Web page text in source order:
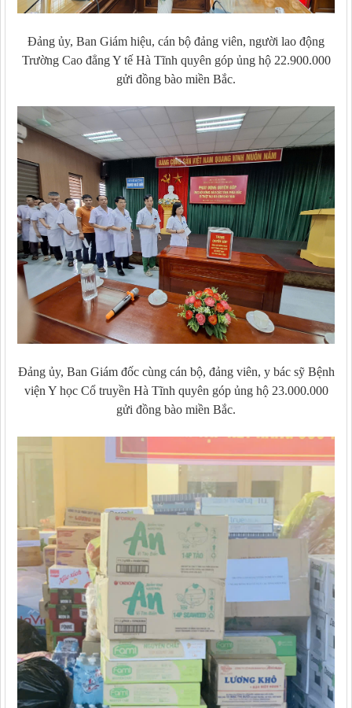
Đảng ủy, Ban Giám hiệu, cán bộ đảng viên, người lao động
Trường Cao đẳng Y tế Hà Tĩnh quyên góp ủng hộ 22.900.000
gửi đồng bào miền Bắc.
Đảng ủy, Ban Giám đốc cùng cán bộ, đảng viên, y bác sỹ Bệnh
viện Y học Cổ truyền Hà Tĩnh quyên góp ủng hộ 23.000.000
gửi đồng bào miền Bắc.